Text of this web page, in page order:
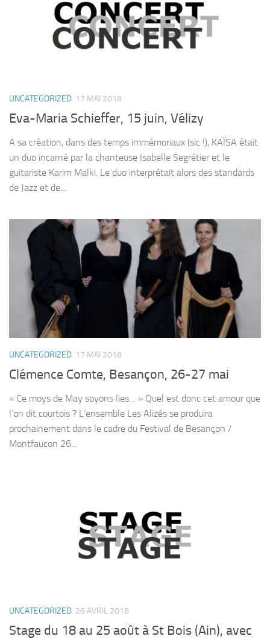
UNCATEGORIZED 17 MAI 2018
Eva-Maria Schieffer, 15 juin, Vélizy
A sa création, dans des temps immémoriaux (sic !), KAÏSA était
un duo incarné par la chanteuse Isabelle Segrétier et le
guitariste Karim Malki. Le duo interprétait alors des standards
de Jazz et de...
UNCATEGORIZED 17 MAI 2018
Clémence Comte, Besançon, 26-27 mai
« Ce moys de May soyons lies… » Quel est donc cet amour que
l’on dit courtois ? L’ensemble Les Alizés se produira
prochainement dans le cadre du Festival de Besançon /
Montfaucon 26...
UNCATEGORIZED 26 AVRIL 2018
Stage du 18 au 25 août à St Bois (Ain), avec